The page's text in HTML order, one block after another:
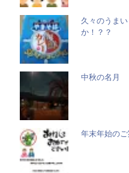
久々のうま
か！？？
中秋の名月
年末年始のご